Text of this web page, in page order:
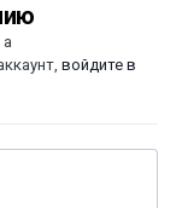
войдите в